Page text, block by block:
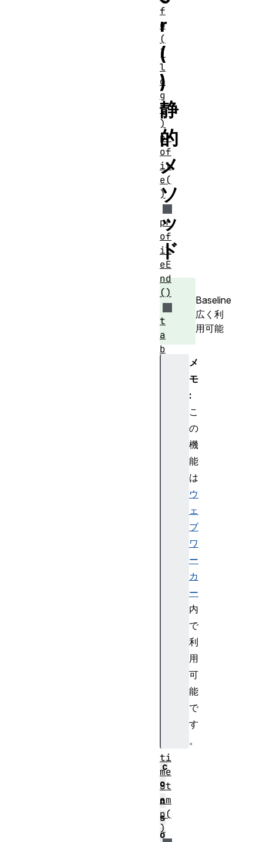
r
(
)
静
的
メ
ソ
ッ
ド
Baseline
広く利
用可能
メ
モ
:
こ
の
機
能
は
ウ
ェ
ブ
ワ
ー
カ
ー
内
で
利
用
可
能
で
す
。
c
o
n
s
o
f
o
(
)
l
o
g
(
)
pr
of
il
e(
)
pr
of
il
eE
nd
()
t
a
b
ti
me
St
am
p(
)